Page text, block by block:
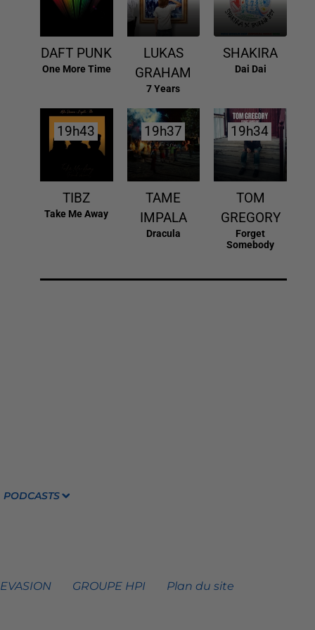
DAFT PUNK
One More Time
LUKAS
GRAHAM
7 Years
SHAKIRA
Dai Dai
19h43
19h43
TIBZ
Take Me Away
19h37
19h37
TAME
IMPALA
Dracula
19h34
19h34
TOM
GREGORY
Forget
Somebody
PODCASTS
GROUPE HPI Plan du site